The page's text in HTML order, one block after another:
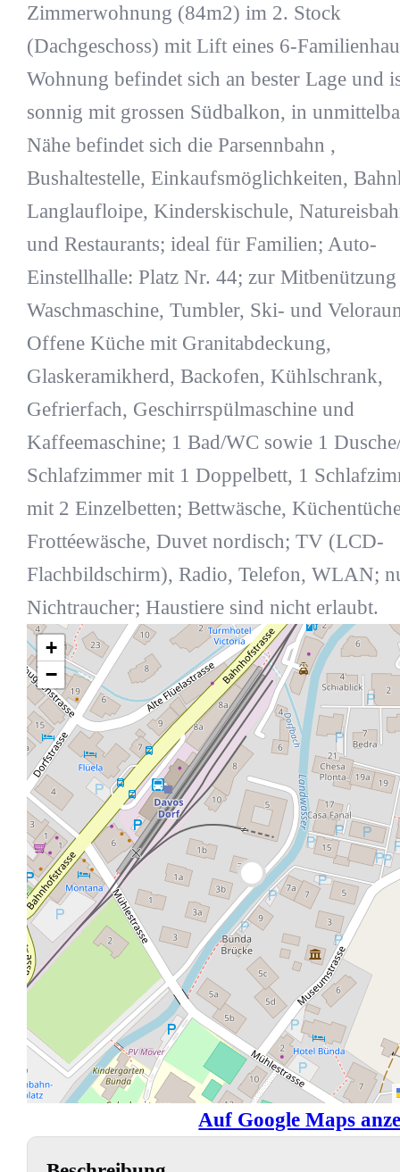
Zimmerwohnung (84m2) im 2. Stock
(Dachgeschoss) mit Lift eines 6-
Wohnung befindet sich an bester Lage und
sonnig mit grossen Südbalkon, in
Nähe befindet sich die Parsennbahn ,
Bushaltestelle, Einkaufsmöglichkeiten,
Langlaufloipe, Kinderskischule,
und Restaurants; ideal für Familien; Auto-
Einstellhalle: Platz Nr. 44; zur Mitbenützung
Waschmaschine, Tumbler, Ski- und
Offene Küche mit Granitabdeckung,
Glaskeramikherd, Backofen, Kühlschrank,
Gefrierfach, Geschirrspülmaschine und
Kaffeemaschine; 1 Bad/WC sowie 1
Schlafzimmer mit 1 Doppelbett, 1
mit 2 Einzelbetten; Bettwäsche,
Frottéewäsche, Duvet nordisch; TV (LCD-
Flachbildschirm), Radio, Telefon, WLAN;
Nichtraucher; Haustiere sind nicht erlaubt.
+
−
Auf Google Maps